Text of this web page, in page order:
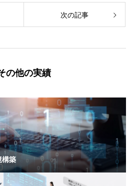
次の記事
の他の実績
構築